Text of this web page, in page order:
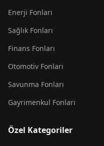
Enerji Fonları
Sağlık Fonları
Finans Fonları
Otomotiv Fonları
Savunma Fonları
Gayrimenkul Fonları
Özel Kategoriler